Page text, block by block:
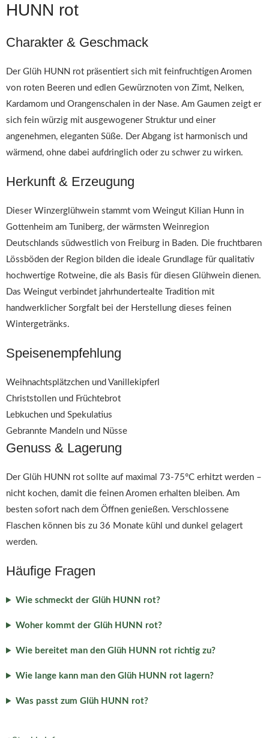
HUNN rot
Charakter & Geschmack
Der Glüh HUNN rot präsentiert sich mit feinfruchtigen Aromen
von roten Beeren und edlen Gewürznoten von Zimt, Nelken,
Kardamom und Orangenschalen in der Nase. Am Gaumen zeigt er
sich fein würzig mit ausgewogener Struktur und einer
angenehmen, eleganten Süße. Der Abgang ist harmonisch und
wärmend, ohne dabei aufdringlich oder zu schwer zu wirken.
Herkunft & Erzeugung
Dieser Winzerglühwein stammt vom Weingut Kilian Hunn in
Gottenheim am Tuniberg, der wärmsten Weinregion
Deutschlands südwestlich von Freiburg in Baden. Die fruchtbaren
Lössböden der Region bilden die ideale Grundlage für qualitativ
hochwertige Rotweine, die als Basis für diesen Glühwein dienen.
Das Weingut verbindet jahrhundertealte Tradition mit
handwerklicher Sorgfalt bei der Herstellung dieses feinen
Wintergetränks.
Speisenempfehlung
Weihnachtsplätzchen und Vanillekipferl
Christstollen und Früchtebrot
Lebkuchen und Spekulatius
Gebrannte Mandeln und Nüsse
Genuss & Lagerung
Der Glüh HUNN rot sollte auf maximal 73-75°C erhitzt werden –
nicht kochen, damit die feinen Aromen erhalten bleiben. Am
besten sofort nach dem Öffnen genießen. Verschlossene
Flaschen können bis zu 36 Monate kühl und dunkel gelagert
werden.
Häufige Fragen
Wie schmeckt der Glüh HUNN rot?
Woher kommt der Glüh HUNN rot?
Wie bereitet man den Glüh HUNN rot richtig zu?
Wie lange kann man den Glüh HUNN rot lagern?
Was passt zum Glüh HUNN rot?